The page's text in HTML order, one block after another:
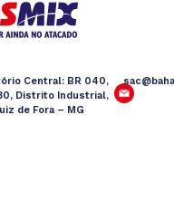
Central: BR 040,
Distrito Industrial,
de Fora – MG